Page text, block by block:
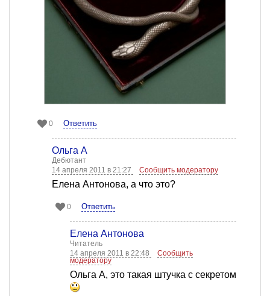
0 Ответить
Ольга А
Дебютант
14 апреля 2011 в 21:27
Сообщить модератору
Елена Антонова, а что это?
0 Ответить
Елена Антонова
Читатель
14 апреля 2011 в 22:48
Сообщить
модератору
Ольга А, это такая штучка с секретом